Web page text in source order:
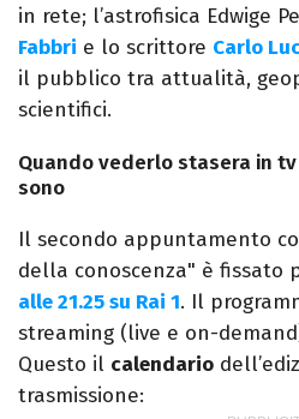
in rete; l’astrofisica Edwige
Fabbri e lo scrittore Carlo
il pubblico tra attualità,
scientifici.
Quando vederlo stasera in
sono
Il secondo appuntamento
della conoscenza" è fissato
alle 21.25 su Rai 1. Il
streaming (live e on-
Questo il calendario
trasmissione: